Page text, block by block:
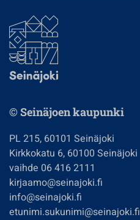
© Seinäjoen kaupunki
PL 215, 60101 Seinäjoki
Kirkkokatu 6, 60100 Seinäjoki
vaihde 06 416 2111
kirjaamo@seinajoki.fi
info@seinajoki.fi
etunimi.sukunimi@seinajoki.fi